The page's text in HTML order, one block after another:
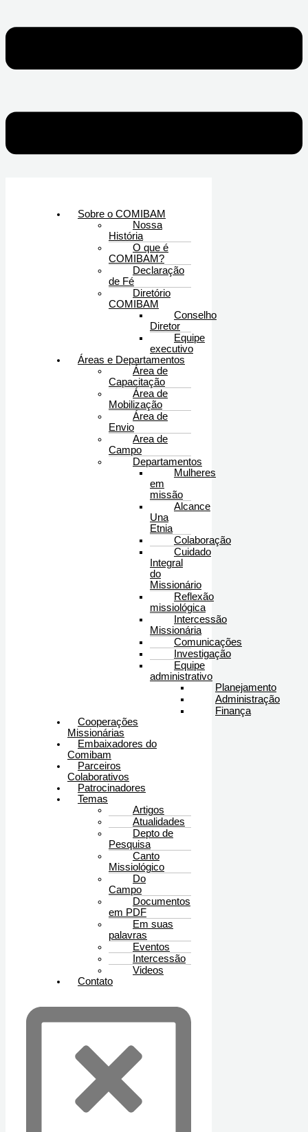
Sobre o COMIBAM
Nossa
História
O que é
COMIBAM?
Declaração
de Fé
Diretório
COMIBAM
Conselho
Diretor
Equipe
executivo
Áreas e Departamentos
Área de
Capacitação
Área de
Mobilização
Área de
Envio
Area de
Campo
Departamentos
Mulheres
em
missão
Alcance
Una
Etnia
Colaboração
Cuidado
Integral
do
Missionário
Reflexão
missiológica
Intercessão
Missionária
Comunicações
Investigação
Equipe
administrativo
Planejamento
Administração
Finança
Cooperações
Missionárias
Embaixadores do
Comibam
Parceiros
Colaborativos
Patrocinadores
Temas
Artigos
Atualidades
Depto de
Pesquisa
Canto
Missiológico
Do
Campo
Documentos
em PDF
Em suas
palavras
Eventos
Intercessão
Videos
Contato